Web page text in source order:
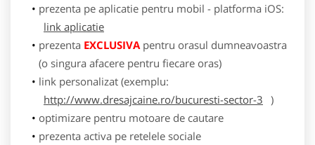
prezenta pe aplicatie pentru mobil - platforma iOS:
link aplicatie
prezenta EXCLUSIVApentru orasul dumneavoastra
(o singura afacere pentru fiecare oras)
link personalizat (exemplu:
http://www.dresajcaine.ro/bucuresti-sector-3 )
optimizare pentru motoare de cautare
prezenta activa pe retelele sociale